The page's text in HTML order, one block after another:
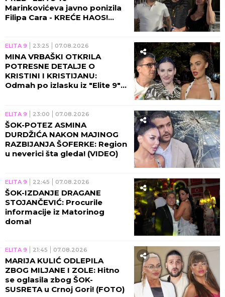
Marinkovićeva javno ponizila
Filipa Cara - KREĆE HAOS!
ELITA 9 23:25 07.08.2026
MINA VRBAŠKI OTKRILA
POTRESNE DETALJE O
KRISTINI I KRISTIJANU:
Odmah po izlasku iz "Elite 9"
ELITA 9 23:00 07.08.2026
ŠOK-POTEZ ASMINA
DURDŽIĆA NAKON MAJINOG
RAZBIJANJA ŠOFERKE: Region
u neverici šta gleda! (VIDEO)
ELITA 9 22:45 07.08.2026
ŠOK-IZDANJE DRAGANE
STOJANČEVIĆ: Procurile
informacije iz Matorinog
doma!
ELITA 9 21:45 07.08.2026
MARIJA KULIĆ ODLEPILA
ZBOG MILJANE I ZOLE: Hitno
se oglasila zbog ŠOK-
SUSRETA u Crnoj Gori! (FOTO)